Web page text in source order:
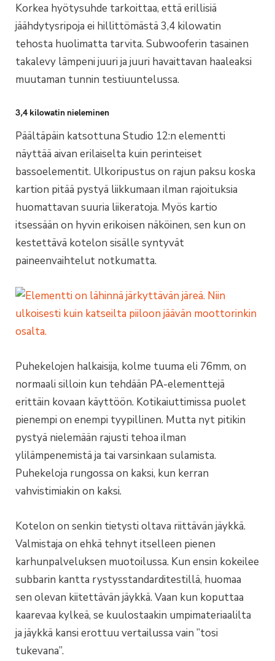
Korkea hyötysuhde tarkoittaa, että erillisiä
jäähdytysripoja ei hillittömästä 3,4 kilowatin
tehosta huolimatta tarvita. Subwooferin tasainen
takalevy lämpeni juuri ja juuri havaittavan haaleaksi
muutaman tunnin testiuuntelussa.
3,4 kilowatin nieleminen
Päältäpäin katsottuna Studio 12:n elementti
näyttää aivan erilaiselta kuin perinteiset
bassoelementit. Ulkoripustus on rajun paksu koska
kartion pitää pystyä liikkumaan ilman rajoituksia
huomattavan suuria liikeratoja. Myös kartio
itsessään on hyvin erikoisen näköinen, sen kun on
kestettävä kotelon sisälle syntyvät
paineenvaihtelut notkumatta.
Puhekelojen halkaisija, kolme tuuma eli 76mm, on
normaali silloin kun tehdään PA-elementtejä
erittäin kovaan käyttöön. Kotikaiuttimissa puolet
pienempi on enempi tyypillinen. Mutta nyt pitikin
pystyä nielemään rajusti tehoa ilman
ylilämpenemistä ja tai varsinkaan sulamista.
Puhekeloja rungossa on kaksi, kun kerran
vahvistimiakin on kaksi.
Kotelon on senkin tietysti oltava riittävän jäykkä.
Valmistaja on ehkä tehnyt itselleen pienen
karhunpalveluksen muotoilussa. Kun ensin kokeilee
subbarin kantta rystysstandarditestillä, huomaa
sen olevan kiitettävän jäykkä. Vaan kun koputtaa
kaarevaa kylkeä, se kuulostaakin umpimateriaalilta
ja jäykkä kansi erottuu vertailussa vain ”tosi
tukevana”.